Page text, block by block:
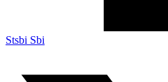
Stsbi Sbi